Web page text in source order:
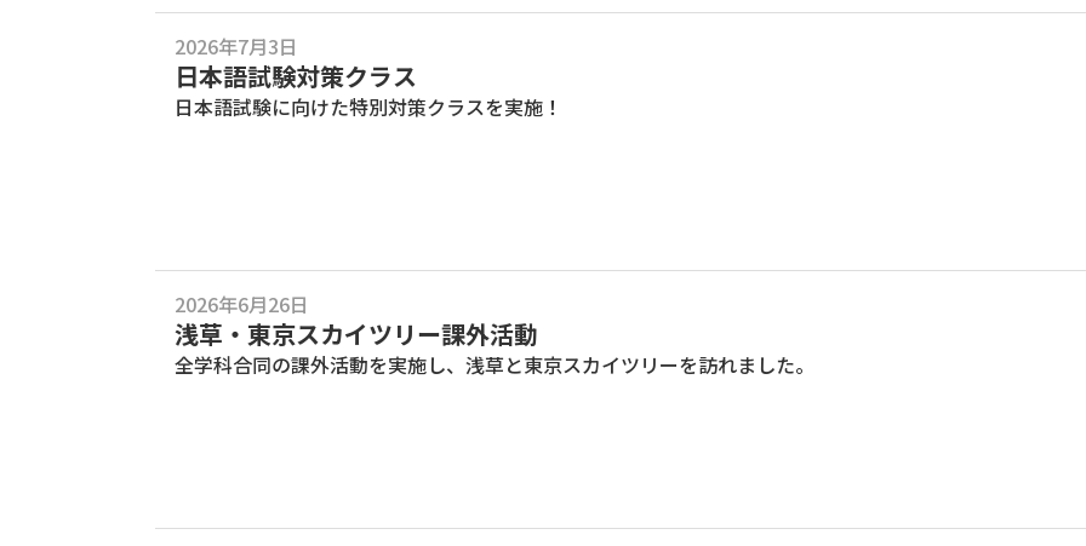
2026年7月3日
日本語試験対策クラス
日本語試験に向けた特別対策クラスを実施！
2026年6月26日
浅草・東京スカイツリー課外活動
全学科合同の課外活動を実施し、浅草と東京スカイツリーを訪れました。